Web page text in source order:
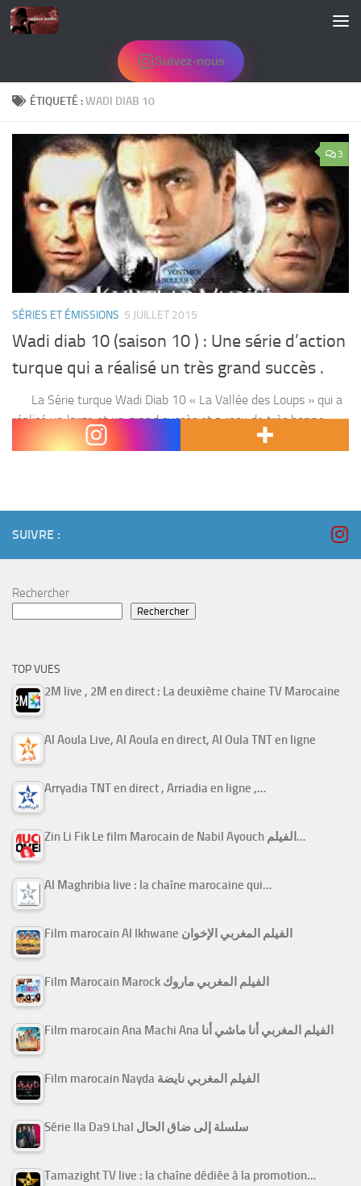
Skip to content
Suivez-nous
ÉTIQUETÉ :WADI DIAB 10
3
SÉRIES ET ÉMISSIONS 5 JUILLET 2015
Wadi diab 10 (saison 10 ) : Une série d’action
turque qui a réalisé un très grand succès .
La Série turque Wadi Diab 10 « La Vallée des Loups » qui a
réalisé un large et un grand succès et a reçu de très bonne
réactions parce qu’il est différente des...
SUIVRE :
Rechercher
Rechercher
TOP VUES
2M live , 2M en direct : La deuxième chaine TV Marocaine
Al Aoula Live, Al Aoula en direct, Al Oula TNT en ligne
Arryadia TNT en direct , Arriadia en ligne ,…
Zin Li Fik Le film Marocain de Nabil Ayouch الفيلم…
Al Maghribia live : la chaîne marocaine qui…
Film marocain Al Ikhwane الفيلم المغربي الإخوان
Film Marocain Marock الفيلم المغربي ماروك
Film marocain Ana Machi Ana الفيلم المغربي أنا ماشي أنا
Film marocain Nayda الفيلم المغربي نايضة
Série Ila Da9 Lhal سلسلة إلى ضاق الحال
Tamazight TV live : la chaîne dédiée à la promotion…